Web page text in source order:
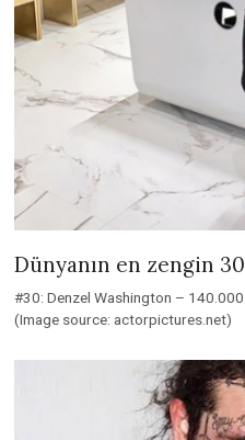
Dünyanın en zengin
#30: Denzel Washington –
(Image source: actorpictures.net)